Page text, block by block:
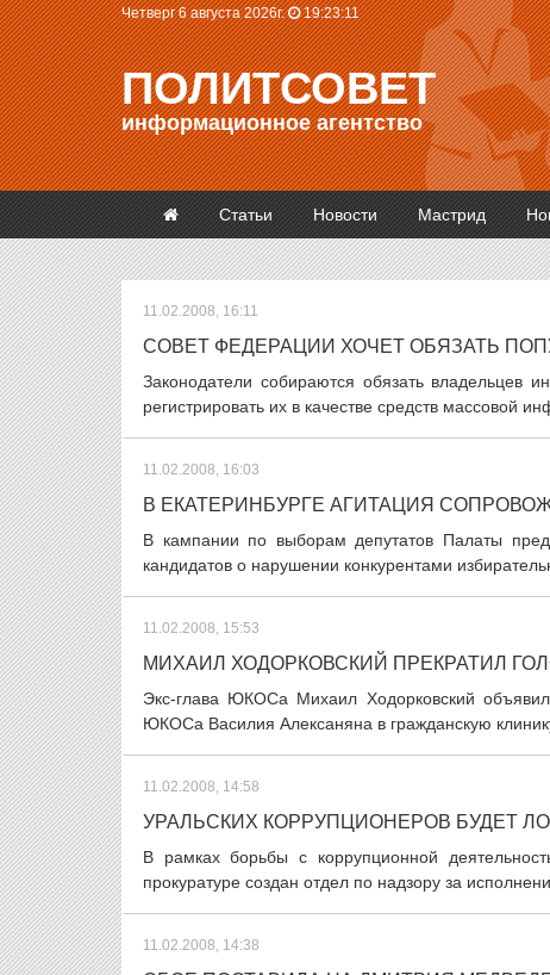
Четверг 6 августа 2026г. 19:23:12
ПОЛИТСОВЕТ
информационное агентство
Статьи Новости Мастрид
11.02.2008, 16:11
СОВЕТ ФЕДЕРАЦИИ ХОЧЕТ ОБЯЗАТЬ
Законодатели собираются обязать владельцев
регистрировать их в качестве средств массовой
11.02.2008, 16:03
В ЕКАТЕРИНБУРГЕ АГИТАЦИЯ
В кампании по выборам депутатов Палаты
кандидатов о нарушении конкурентами
11.02.2008, 15:53
МИХАИЛ ХОДОРКОВСКИЙ ПРЕКРАТИЛ
Экс-глава ЮКОСа Михаил Ходорковский
ЮКОСа Василия Алексаняна в гражданскую
11.02.2008, 14:58
УРАЛЬСКИХ КОРРУПЦИОНЕРОВ БУДЕТ
В рамках борьбы с коррупционной
прокуратуре создан отдел по надзору за
11.02.2008, 14:38